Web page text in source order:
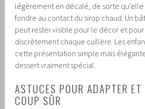
légèrement en décalé, de sorte
fondre au contact du sirop chaud. Un
peut rester visible pour le décor et
discrètement chaque cuillère. Les
cette présentation simple mais
dessert vraiment spécial.
ASTUCES POUR ADAPTER
COUP SÛR